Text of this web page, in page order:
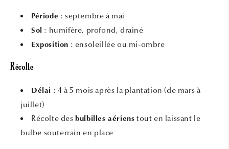
Période : septembre à mai
Sol : humifère, profond, drainé
Exposition : ensoleillée ou mi-ombre
Récolte
Délai : 4 à 5 mois après la plantation (de mars à
juillet)
Récolte des bulbilles aériens tout en laissant le
bulbe souterrain en place